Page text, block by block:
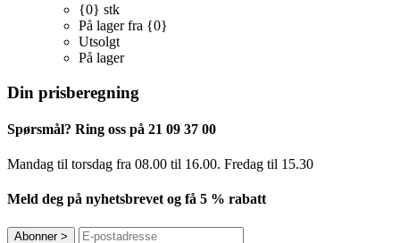
{0} stk
På lager fra {0}
Utsolgt
På lager
Din prisberegning
Spørsmål? Ring oss på 21 09 37 00
Mandag til torsdag ​​fra 08.00 til 16.00. Fredag til 15.30
Meld deg på nyhetsbrevet og få 5 % rabatt
Abonner>